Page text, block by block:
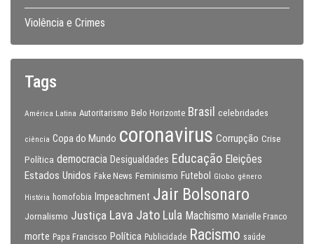
Violência e Crimes
Tags
América Latina Autoritarismo Belo Horizonte Brasil celebridades
ciência Copa do Mundo coronavirus Corrupção Crise
Política democracia Desigualdades Educação Eleições
Estados Unidos Fake News Feminismo Futebol Globo gênero
História homofobia Impeachment Jair Bolsonaro
Jornalismo Justiça Lava Jato Lula Machismo Marielle Franco
morte Papa Francisco Política Publicidade Racismo saúde